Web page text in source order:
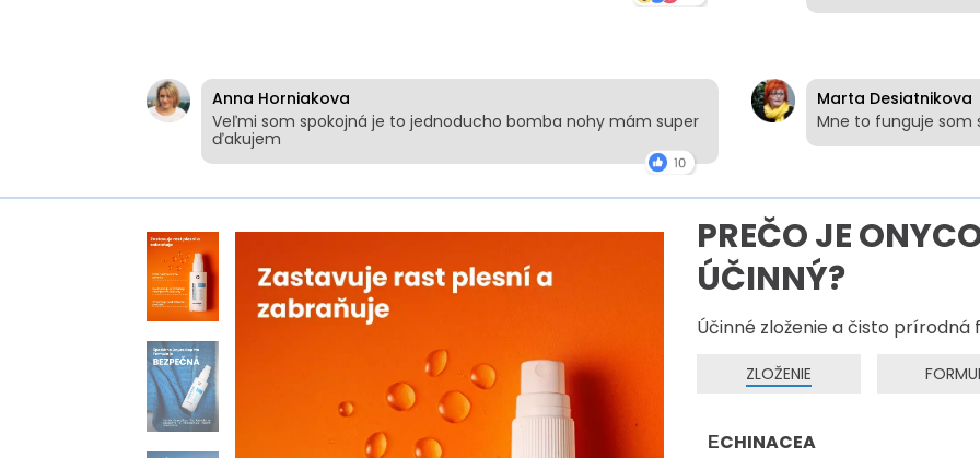
Anna Horniakova
Veľmi som spokojná je to jednoducho bomba nohy mám super
ďakujem
Marta Desiatnikova
Mne to funguje som
PREČO JE
ÚČINNÝ?
Účinné zloženie a čisto prírodná
ZLOŽENIE
ЕCHINACEA